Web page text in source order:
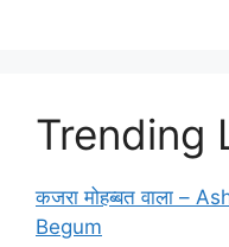
Trending
कजरा मोहब्बत वाला –
Begum